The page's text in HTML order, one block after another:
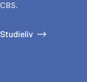
CBS.
Studieliv